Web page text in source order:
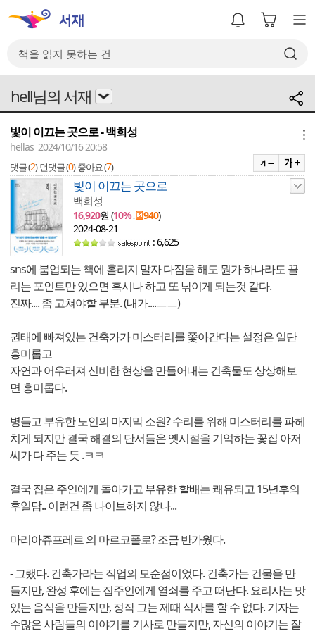
hell님의 서재
빛이 이끄는 곳으로 - 백희성
hellas 2024/10/16 20:58
댓글 (2) 먼댓글 (0) 좋아요 (7)
빛이 이끄는 곳으로
백희성
16,920원 (10%↓ 940)
2024-08-21
: 6,625
sns에 붐업되는 책에 홀리지 말자 다짐을 해도 뭔가 하나라도 끌
리는 포인트만 있으면 혹시나 하고 또 낚이게 되는것 같다.
진짜.... 좀 고쳐야할 부분. (내가....ㅡㅡ)
권태에 빠져있는 건축가가 미스터리를 쫓아간다는 설정은 일단
흥미롭고
자연과 어우러져 신비한 현상을 만들어내는 건축물도 상상해보
면 흥미롭다.
병들고 부유한 노인의 마지막 소원? 수리를 위해 미스터리를 파헤
치게 되지만 결국 해결의 단서들은 옛시절을 기억하는 꽃집 아저
씨가 다 주는 듯 .ㅋㅋ
결국 집은 주인에게 돌아가고 부유한 할배는 쾌유되고 15년후의
후일담.. 이런건 좀 나이브하지 않나...
마리아쥬프레르 의 마르코폴로? 조금 반가웠다.
- 그랬다. 건축가라는 직업의 모순점이었다. 건축가는 건물을 만
들지만, 완성 후에는 집주인에게 열쇠를 주고 떠난다. 요리사는 맛
있는 음식을 만들지만, 정작 그는 제때 식사를 할 수 없다. 기자는
수많은 사람들의 이야기를 기사로 만들지만, 자신의 이야기는 잘